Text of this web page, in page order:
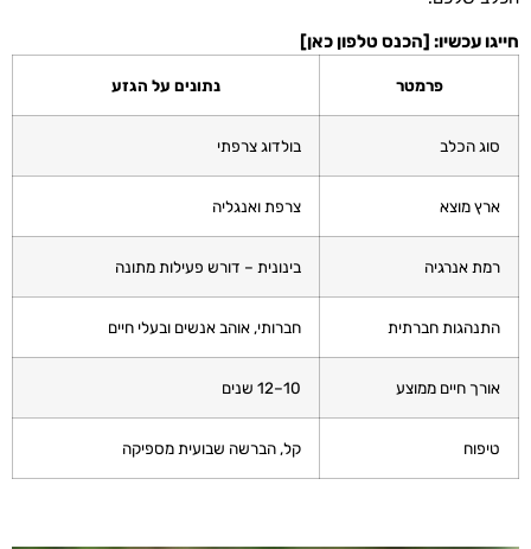
חייגו עכשיו: [הכנס טלפון כאן]
פרמטר נתונים על הגזע
סוג הכלב בולדוג צרפתי
ארץ מוצא צרפת ואנגליה
רמת אנרגיה בינונית – דורש פעילות מתונה
התנהגות חברתית חברותי, אוהב אנשים ובעלי חיים
אורך חיים ממוצע 10–12 שנים
טיפוח קל, הברשה שבועית מספיקה